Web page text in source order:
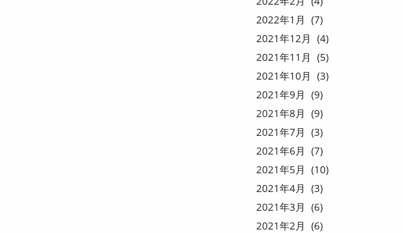
2022
1
7
2021
12
4
2021
11
5
2021
10
3
2021
9
9
2021
8
9
2021
7
3
2021
6
7
2021
5
10
2021
4
3
2021
3
6
2021
2
6